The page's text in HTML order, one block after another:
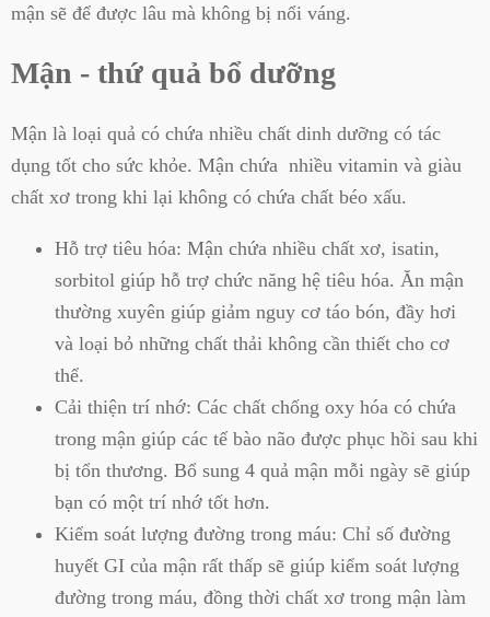
mận sẽ để được lâu mà không bị nổi váng.
Mận - thứ quả bổ dưỡng
Mận là loại quả có chứa nhiều chất dinh dưỡng có tác
dụng tốt cho sức khỏe. Mận chứa nhiều vitamin và giàu
chất xơ trong khi lại không có chứa chất béo xấu.
Hỗ trợ tiêu hóa: Mận chứa nhiều chất xơ, isatin,
sorbitol giúp hỗ trợ chức năng hệ tiêu hóa. Ăn mận
thường xuyên giúp giảm nguy cơ táo bón, đầy hơi
và loại bỏ những chất thải không cần thiết cho cơ
thể.
Cải thiện trí nhớ: Các chất chống oxy hóa có chứa
trong mận giúp các tế bào não được phục hồi sau khi
bị tổn thương. Bổ sung 4 quả mận mỗi ngày sẽ giúp
bạn có một trí nhớ tốt hơn.
Kiểm soát lượng đường trong máu: Chỉ số đường
huyết GI của mận rất thấp sẽ giúp kiểm soát lượng
đường trong máu, đồng thời chất xơ trong mận làm